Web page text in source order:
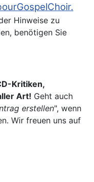
Hinweise zu
benötigen Sie
Kritiken,
Art! Geht auch
erstellen", wenn
Wir freuen uns auf